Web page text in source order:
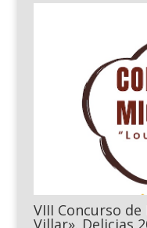
VIII Concurso